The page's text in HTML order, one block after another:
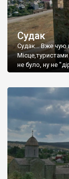
Судак
Судак... Вже чую
не було, ну не